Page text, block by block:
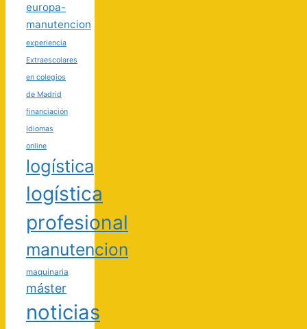
europa-
manutencion
experiencia
Extraescolares
en colegios
de Madrid
financiación
Idiomas
online
logística
logística
profesional
manutencion
maquinaria
máster
noticias